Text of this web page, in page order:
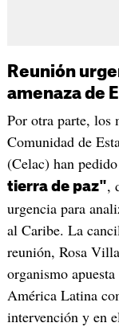
Reunión
amenaza de
Por otra parte, los
Comunidad de
(Celac) han pedido
tierra de paz",
urgencia para
al Caribe. La
reunión, Rosa
organismo
América Latina
intervención y en